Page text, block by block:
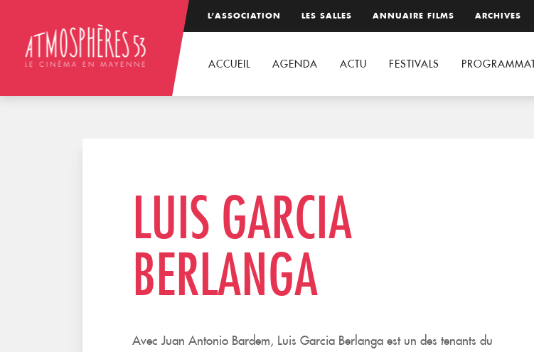
L’ASSOCIATION LES SALLES ANNUAIRE FILMS ARCHIVES
ACCUEIL AGENDA ACTU FESTIVALS
LUIS GARCIA
BERLANGA
Avec Juan Antonio Bardem, Luis Garcia Berlanga est un des tenants du